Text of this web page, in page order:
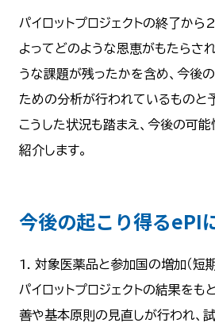
パイロットプロジェクトの終了か
よってどのような恩恵がもたらさ
うな課題が残ったかを含め、今後
ための分析が行われているものと
こうした状況も踏まえ、今後の可
紹介します。
今後の起こり得るePI
1. 対象医薬品と参加国の増加（短
パイロットプロジェクトの結果をも
善や基本原則の見直しが行われ、